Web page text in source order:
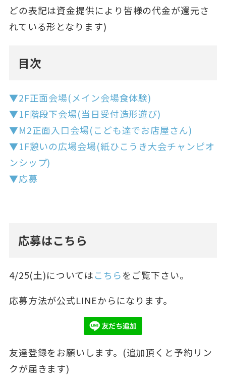
どの表記は資金提供により皆様の代金が還元さ
れている形となります)
目次
▼2F正面会場(メイン会場食体験)
▼1F階段下会場(当日受付造形遊び)
▼M2正面入口会場(こども達でお店屋さん)
▼1F憩いの広場会場(紙ひこうき大会チャンピオ
ンシップ)
▼応募
応募はこちら
4/25(土)についてはこちらをご覧下さい。
応募方法が公式LINEからになります。
友達登録をお願いします。(追加頂くと予約リン
クが届きます)